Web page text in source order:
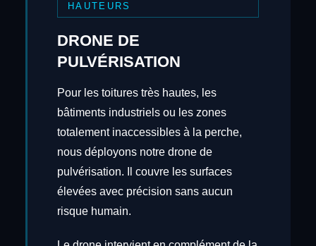
HAUTEURS
DRONE DE
PULVÉRISATION
Pour les toitures très hautes, les
bâtiments industriels ou les zones
totalement inaccessibles à la perche,
nous déployons notre drone de
pulvérisation. Il couvre les surfaces
élevées avec précision sans aucun
risque humain.